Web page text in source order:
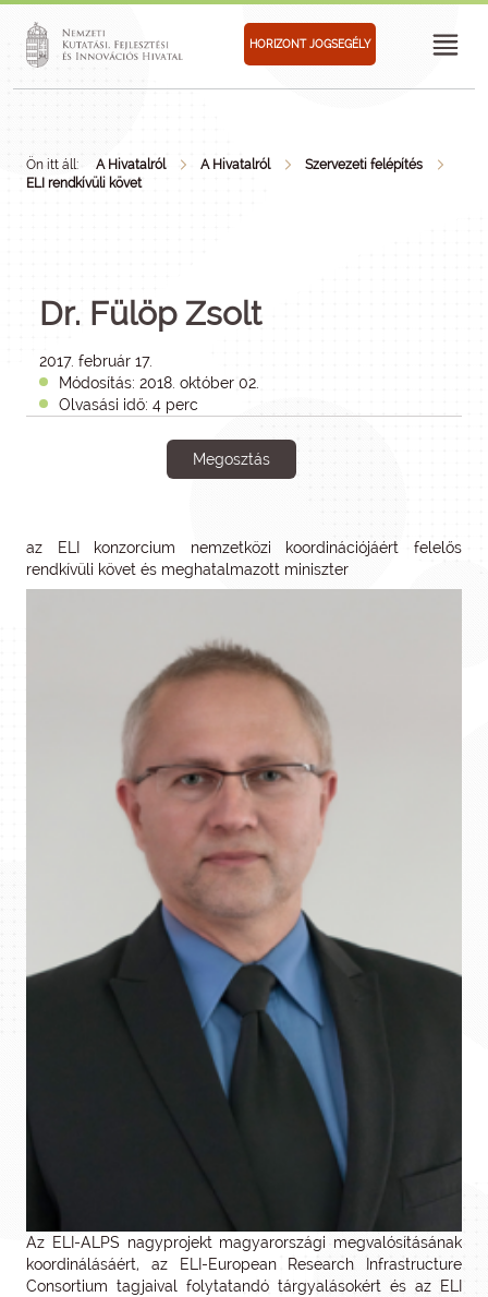
HORIZONT JOGSEGÉLY
Ön itt áll: A Hivatalról A Hivatalról
Szervezeti felépítés
ELI rendkívüli követ
Dr. Fülöp Zsolt
2017. február 17.
Módosítás: 2018. október 02.
Olvasási idő: 4 perc
Megosztás
az ELI konzorcium nemzetközi koordinációjáért felelős
rendkívüli követ és meghatalmazott miniszter
Az ELI-ALPS nagyprojekt magyarországi megvalósításának
koordinálásáért, az ELI-European Research Infrastructure
Consortium tagjaival folytatandó tárgyalásokért és az ELI